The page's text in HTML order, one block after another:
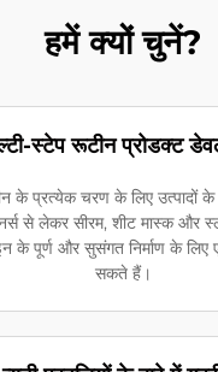
हमें क्यों चुनें?
स्टेप रूटीन प्रोडक्ट
के प्रत्येक चरण के लिए उत्पादों के
से लेकर सीरम, शीट मास्क और
के पूर्ण और सुसंगत निर्माण के लिए
सकते हैं।